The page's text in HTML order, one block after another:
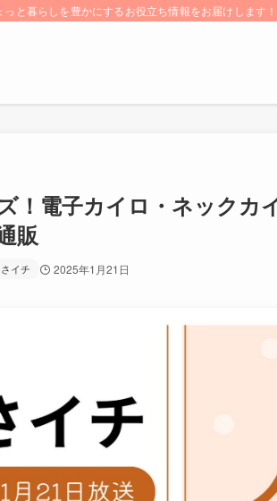
と暮らしを豊かにするお役立ち情報をお届けします！
！電子カイロ・ネックカ
販
イチ 2025年1月21日